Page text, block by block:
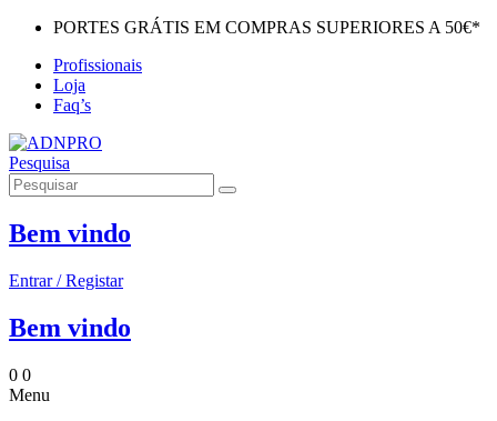
PORTES GRÁTIS EM COMPRAS SUPERIORES A 50€*
Profissionais
Loja
Faq’s
Pesquisa
Bem vindo
Entrar / Registar
Bem vindo
0 0
Menu